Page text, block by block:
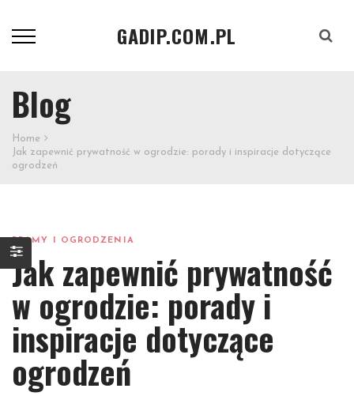
GADIP.COM.PL
Blog
Home
Jak zapewnić prywatność w ogrodzie: porady i inspiracje dotyczące
ogrodzeń
BRAMY I OGRODZENIA
Jak zapewnić prywatność
w ogrodzie: porady i
inspiracje dotyczące
ogrodzeń